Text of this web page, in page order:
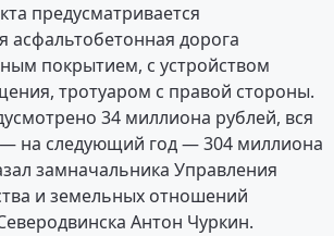
предусматривается
асфальтобетонная дорога
покрытием, с устройством
тротуаром с правой стороны.
34 миллиона рублей, вся
на следующий год — 304 миллиона
замначальника Управления
и земельных отношений
Антон Чуркин.